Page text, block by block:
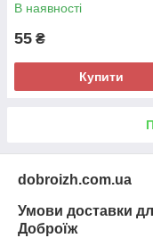
В наявності
55 ₴
Купити
dobroizh.com.ua
Умови доставки
Доброїж